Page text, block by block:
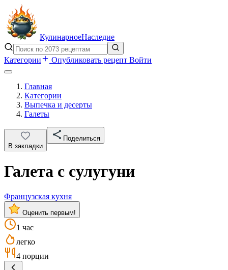
КулинарноеНаследие
Категории Опубликовать рецепт Войти
Главная
Категории
Выпечка и десерты
Галеты
В закладки
Поделиться
Галета с сулугуни
Французская кухня
Оценить первым!
1 час
легко
4 порции